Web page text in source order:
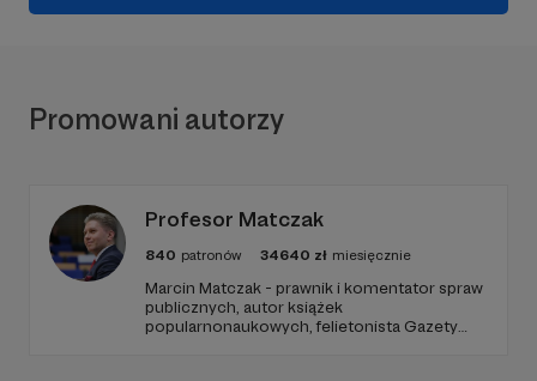
Promowani autorzy
Profesor Matczak
840 patronów 34640 zł miesięcznie
Marcin Matczak - prawnik i komentator spraw
publicznych, autor książek
popularnonaukowych, felietonista Gazety